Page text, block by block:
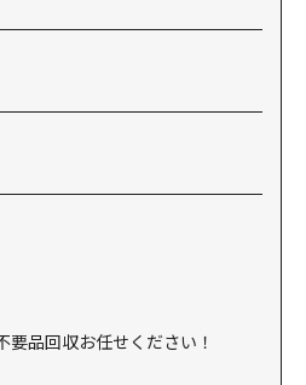
品回収お任せください！